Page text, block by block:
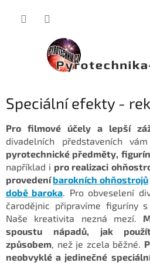
Speciální efekty -
Pro filmové účely a lepší
divadelních představeních vám
pyrotechnické předměty,
například i pro realizaci
provedeníbarokních ohňostrojů
době baroka. Pro obveselení
čarodějnic připravíme figuríny
Naše kreativita nezná mezí.
spoustu nápadů, jak
způsobem, než je zcela běžné.
neobvyklé a jedinečné